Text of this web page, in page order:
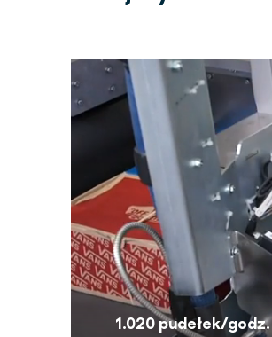
1.020 pudełek/godz.